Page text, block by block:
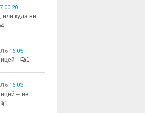
00:20
куда не
4
16:05
- 1
16:03
– не
1